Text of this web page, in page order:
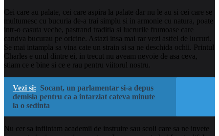
Cei care au palate, cei care aspira la palate dar nu le au si cei care se
multumesc cu bucuria de-a trai simplu si in armonie cu natura, poate
intr-o casuta veche, pastrand traditia si lucrurile frumoase care
candva bucurau pe oricine. Astazi insa mai rar vezi astfel de lucruri.
Se mai intampla sa vina cate un strain si sa ne deschida ochii. Printul
Charles e unul dintre ei, in trecut nu aveam nevoie de asa ceva,
stiam ce e bine si ce e rau pentru viitorul nostru.
Vezi si: Socant, un parlamentar si-a depus
demisia pentru ca a intarziat cateva minute
la o sedinta
Nu cer sa infiintam academii de instruire sau scoli care sa ne invete